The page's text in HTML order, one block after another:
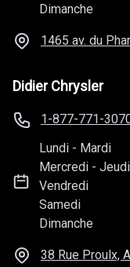
Dimanche
1465 av. du
Didier Chrysler
1-877-771-
Lundi - Mardi
Mercredi -Jeudi
Vendredi
Samedi
Dimanche
38 Rue Proulx,